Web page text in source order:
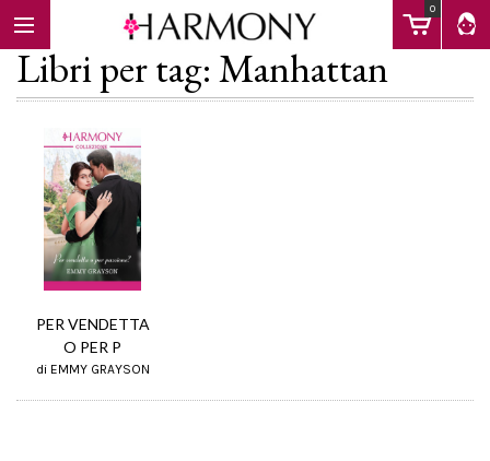
0
EBOOK
Libri per tag: Manhattan
PER VENDETTA
O PER P
di EMMY GRAYSON